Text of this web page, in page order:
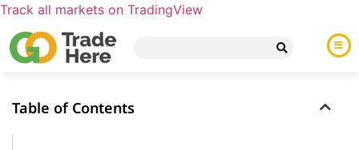
Track all markets on TradingView
Table of Contents